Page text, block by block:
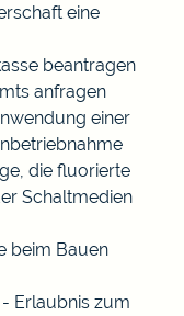
eine
beantragen
anfragen
einer
die fluorierte
Schaltmedien
beim Bauen
Erlaubnis zum